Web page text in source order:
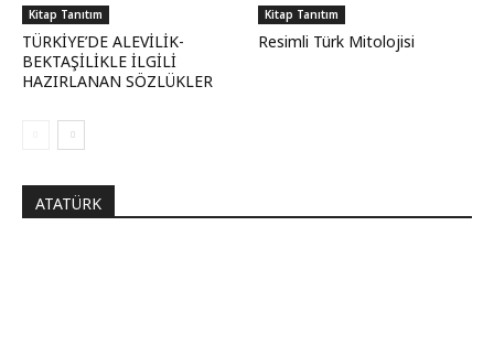
Kitap Tanıtım
TÜRKİYE’DE ALEVİLİK-
BEKTAŞİLİKLE İLGİLİ
HAZIRLANAN SÖZLÜKLER
Kitap Tanıtım
Resimli Türk Mitolojisi
ATATÜRK